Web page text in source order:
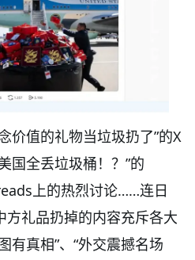
价值的礼物当垃圾扔了”的X
国全丢垃圾桶！？”的
上的热烈讨论……连日
礼品扔掉的内容充斥各大
有真相”、“外交震撼名场